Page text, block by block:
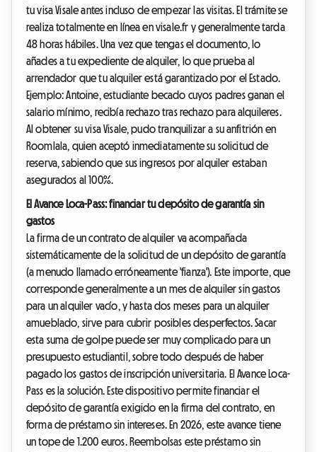
tu visa Visale antes incluso de empezar las visitas. El trámite se
realiza totalmente en línea en visale.fr y generalmente tarda
48 horas hábiles. Una vez que tengas el documento, lo
añades a tu expediente de alquiler, lo que prueba al
arrendador que tu alquiler está garantizado por el Estado.
Ejemplo: Antoine, estudiante becado cuyos padres ganan el
salario mínimo, recibía rechazo tras rechazo para alquileres.
Al obtener su visa Visale, pudo tranquilizar a su anfitrión en
Roomlala, quien aceptó inmediatamente su solicitud de
reserva, sabiendo que sus ingresos por alquiler estaban
asegurados al 100%.
El Avance Loca-Pass: financiar tu depósito de garantía sin
gastos
La firma de un contrato de alquiler va acompañada
sistemáticamente de la solicitud de un depósito de garantía
(a menudo llamado erróneamente 'fianza'). Este importe, que
corresponde generalmente a un mes de alquiler sin gastos
para un alquiler vacío, y hasta dos meses para un alquiler
amueblado, sirve para cubrir posibles desperfectos. Sacar
esta suma de golpe puede ser muy complicado para un
presupuesto estudiantil, sobre todo después de haber
pagado los gastos de inscripción universitaria. El Avance Loca-
Pass es la solución. Este dispositivo permite financiar el
depósito de garantía exigido en la firma del contrato, en
forma de préstamo sin intereses. En 2026, este avance tiene
un tope de 1.200 euros. Reembolsas este préstamo sin